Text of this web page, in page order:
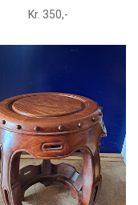
Kr. 350,-